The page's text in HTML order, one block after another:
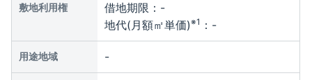
敷地利用権
借地期限： -
地代(月額㎡単価)※1 ： -
用途地域 -